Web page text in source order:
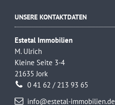
UNSERE KONTAKTDATEN
Estetal Immobilien
M. Ulrich
Kleine Seite 3-4
21635 Jork
0 41 62 / 213 93 65
info@estetal-immobilien.de